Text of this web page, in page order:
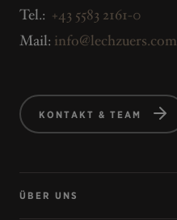
Tel.: +43 5583 2161-0
Mail: info@lechzuers.com
KONTAKT & TEAM
ÜBER UNS